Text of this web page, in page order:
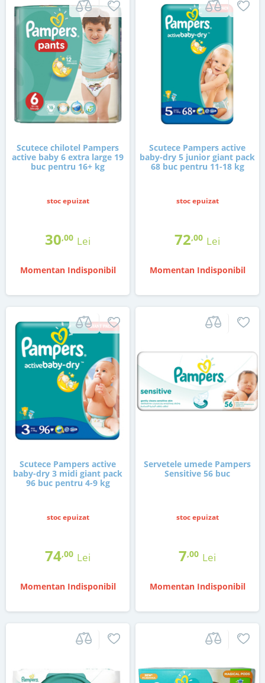
Scutece chilotel Pampers
active baby 6 extra large 19
buc pentru 16+ kg
stoc epuizat
30,00 Lei
Momentan Indisponibil
Scutece Pampers active
baby-dry 5 junior giant pack
68 buc pentru 11-18 kg
stoc epuizat
72,00 Lei
Momentan Indisponibil
Scutece Pampers active
baby-dry 3 midi giant pack
96 buc pentru 4-9 kg
stoc epuizat
74,00 Lei
Momentan Indisponibil
Servetele umede Pampers
Sensitive 56 buc
stoc epuizat
7,00 Lei
Momentan Indisponibil